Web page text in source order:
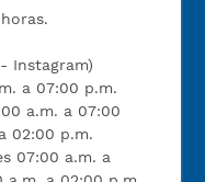
Instagram)
a 07:00 p.m.
a.m. a 07:00
02:00 p.m.
07:00 a.m. a